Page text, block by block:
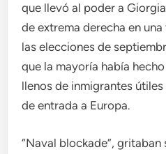
que llevó al poder a
de extrema derecha en
las elecciones de
que la mayoría había
llenos de inmigrantes
de entrada a Europa.
“Naval blockade”, gritaban